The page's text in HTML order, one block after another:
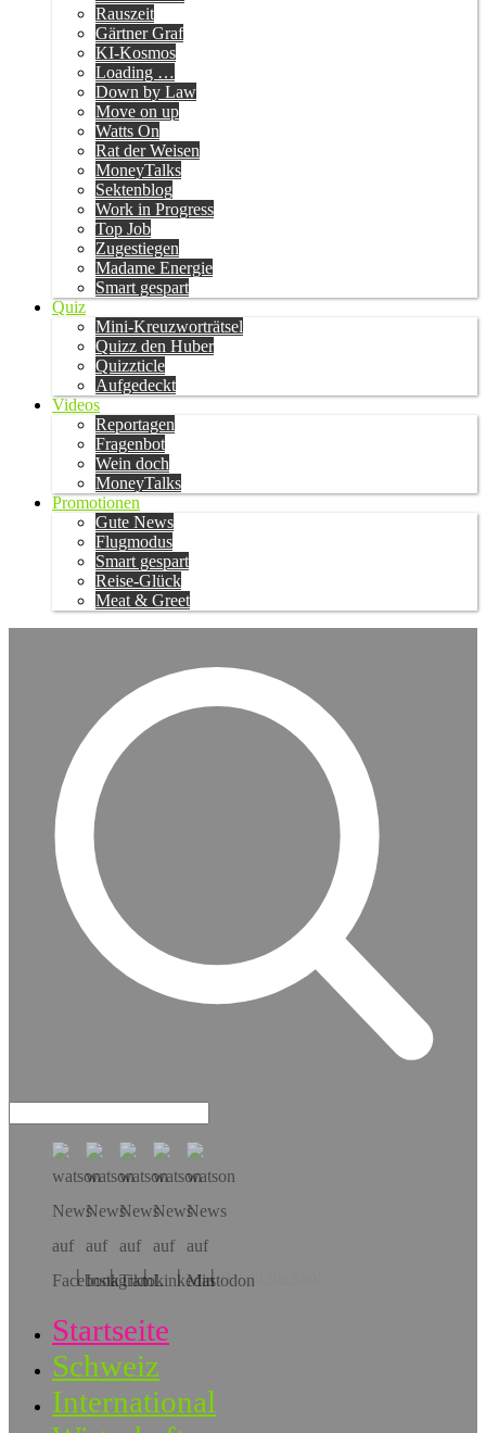
Rauszeit
Gärtner Graf
KI-Kosmos
Loading …
Down by Law
Move on up
Watts On
Rat der Weisen
MoneyTalks
Sektenblog
Work in Progress
Top Job
Zugestiegen
Madame Energie
Smart gespart
Quiz
Mini-Kreuzworträtsel
Quizz den Huber
Quizzticle
Aufgedeckt
Videos
Reportagen
Fragenbot
Wein doch
MoneyTalks
Promotionen
Gute News
Flugmodus
Smart gespart
Reise-Glück
Meat & Greet
Hol dir die App!
Startseite
Schweiz
International